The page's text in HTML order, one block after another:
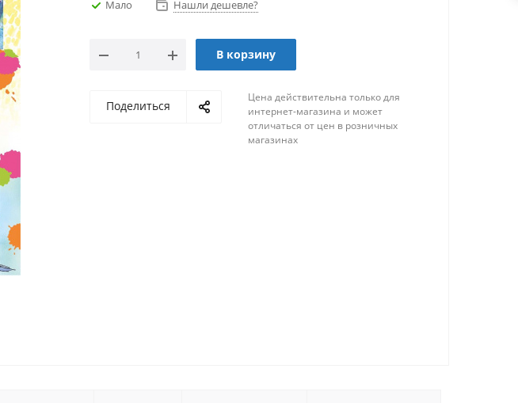
Мало Нашли дешевле?
В корзину
Поделиться
Цена действительна только для
интернет-магазина и может
отличаться от цен в розничных
магазинах